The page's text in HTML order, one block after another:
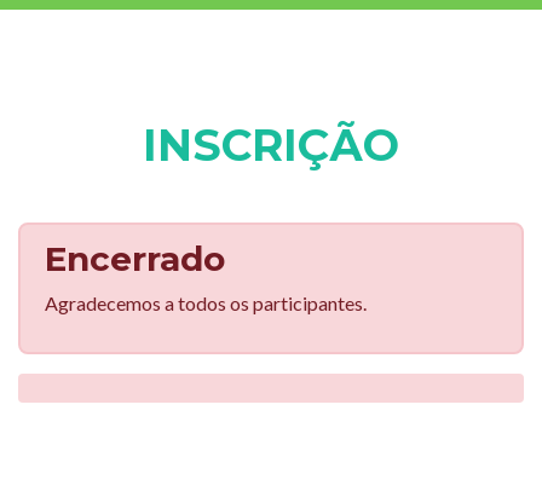
INSCRIÇÃO
Encerrado
Agradecemos a todos os participantes.